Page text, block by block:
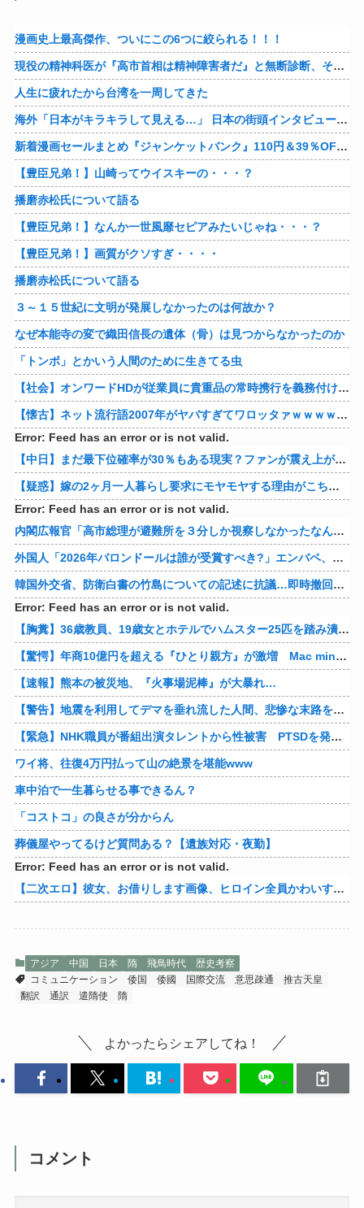
漫画史上最高傑作、ついにこの6つに絞られる！！！
現役の精神科医が『高市首相は精神障害者だ』と無断診断、その結果に左派が歓喜した様子を見せており……
人生に疲れたから台湾を一周してきた
海外「日本がキラキラして見える…」 日本の街頭インタビューに登場した女子高生4人組がエモすぎると話題に
新着漫画セールまとめ『ジャンケットバンク』110円＆39％OFF！『クレヨンしんちゃん』はなんと各33円に！
【豊臣兄弟！】山崎ってウイスキーの・・・？
播磨赤松氏について語る
【豊臣兄弟！】なんか一世風靡セピアみたいじゃね・・・？
【豊臣兄弟！】画質がクソすぎ・・・・
播磨赤松氏について語る
３～１５世紀に文明が発展しなかったのは何故か？
なぜ本能寺の変で織田信長の遺体（骨）は見つからなかったのか
「トンボ」とかいう人間のために生きてる虫
【社会】オンワードHDが従業員に貴重品の常時携行を義務付け 熊本地震被災を受けて
【懐古】ネット流行語2007年がヤバすぎてワロッタァｗｗｗｗｗｗｗｗ
Error: Feed has an error or is not valid.
【中日】まだ最下位確率が30％もある現実？ファンが震え上がる夏の風物詩と自虐ネタの嵐
【疑惑】嫁の2ヶ月一人暮らし要求にモヤモヤする理由がこちらwww 他
Error: Feed has an error or is not valid.
内閣広報官「高市総理が避難所を３分しか視察しなかったなんてデマ！50分いたぞ😡」 →しかし事実上の視察は数分で正解
外国人「2026年バロンドールは誰が受賞すべき?」エンバペ、今季無冠でも初受賞か!?海外ファンが考える本命とは!?【海外の反応】
韓国外交省、防衛白書の竹島についての記述に抗議…即時撤回要求、日本公使呼び出す！
Error: Feed has an error or is not valid.
【胸糞】36歳教員、19歳女とホテルでハムスター25匹を踏み潰すなどして逮捕
【驚愕】年商10億円を超える『ひとり親方』が激増 Mac miniを大量購入しAIを従業員に
【速報】熊本の被災地、『火事場泥棒』が大暴れ…
【警告】地震を利用してデマを垂れ流した人間、悲惨な末路を迎える…
【緊急】NHK職員が番組出演タレントから性被害 PTSDを発症し休職へ
ワイ将、往復4万円払って山の絶景を堪能www
車中泊で一生暮らせる事できるん？
「コストコ」の良さが分からん
葬儀屋やってるけど質問ある？【遺族対応・夜勤】
Error: Feed has an error or is not valid.
【二次エロ】彼女、お借りします画像、ヒロイン全員かわいすぎる件ｗ
アジア 中国 日本 隋 飛鳥時代
歴史考察
コミュニケーション
倭国 倭國 国際交流 意思疎通
推古天皇
翻訳
通訳 遣隋使 隋
よかったらシェアしてね！
コメント